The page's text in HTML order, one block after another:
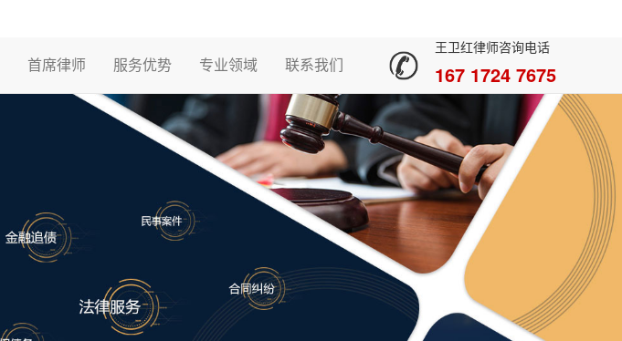
首席律师 服务优势 专业领域 联系我们
王卫红律师咨询电话
167 1724 7675